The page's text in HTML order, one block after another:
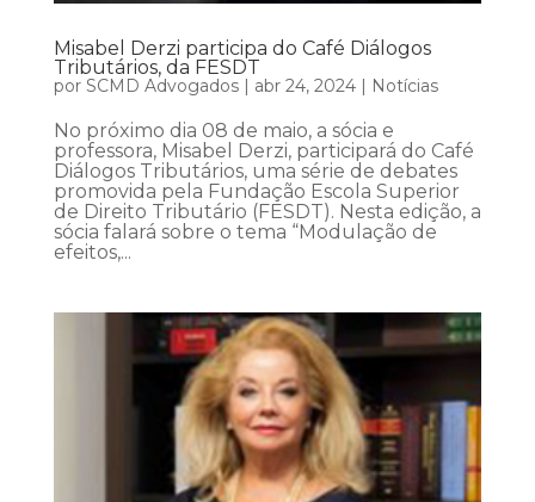
Misabel Derzi participa do Café Diálogos
Tributários, da FESDT
por SCMD Advogados| abr 24, 2024| Notícias
No próximo dia 08 de maio, a sócia e
professora, Misabel Derzi, participará do Café
Diálogos Tributários, uma série de debates
promovida pela Fundação Escola Superior
de Direito Tributário (FESDT). Nesta edição, a
sócia falará sobre o tema “Modulação de
efeitos,...